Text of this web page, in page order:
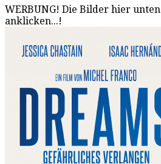
WERBUNG! Die Bilder hier
anklicken...!